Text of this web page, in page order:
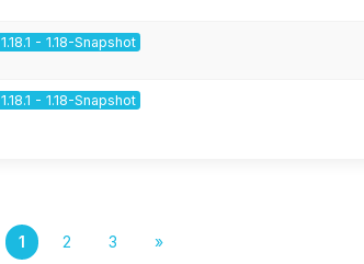
1.18.1 - 1.18-Snapshot
1.18.1 - 1.18-Snapshot
1 2 3 »